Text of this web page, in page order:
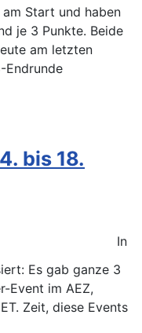
Start und haben
je 3 Punkte. Beide
am letzten
Endrunde
bis 18.
In
Es gab ganze 3
Event im AEZ,
Zeit, diese Events